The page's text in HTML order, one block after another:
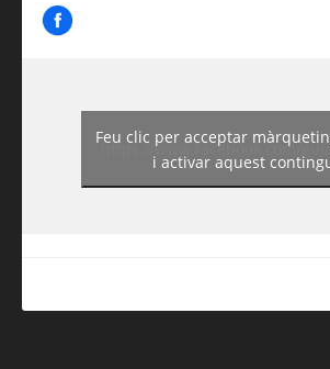
https://www.facebook.com/
Feu clic per acceptar
i activar aquest